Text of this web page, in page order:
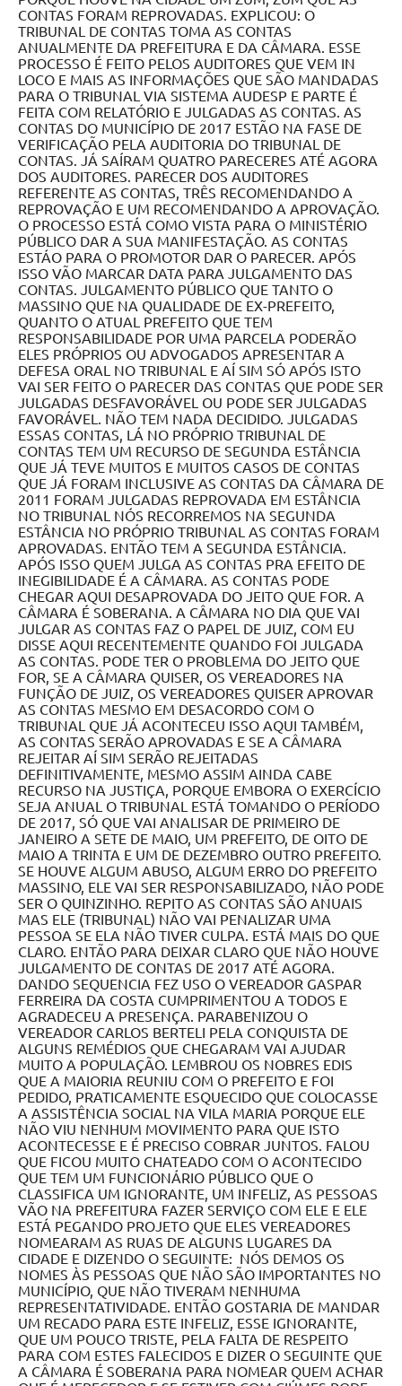
Agenda
SIC
Diário Oficial